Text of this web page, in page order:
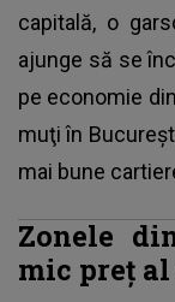
capitală, o
ajunge să se
pe economie
muţi în
mai bune
Zonele
mic preţ